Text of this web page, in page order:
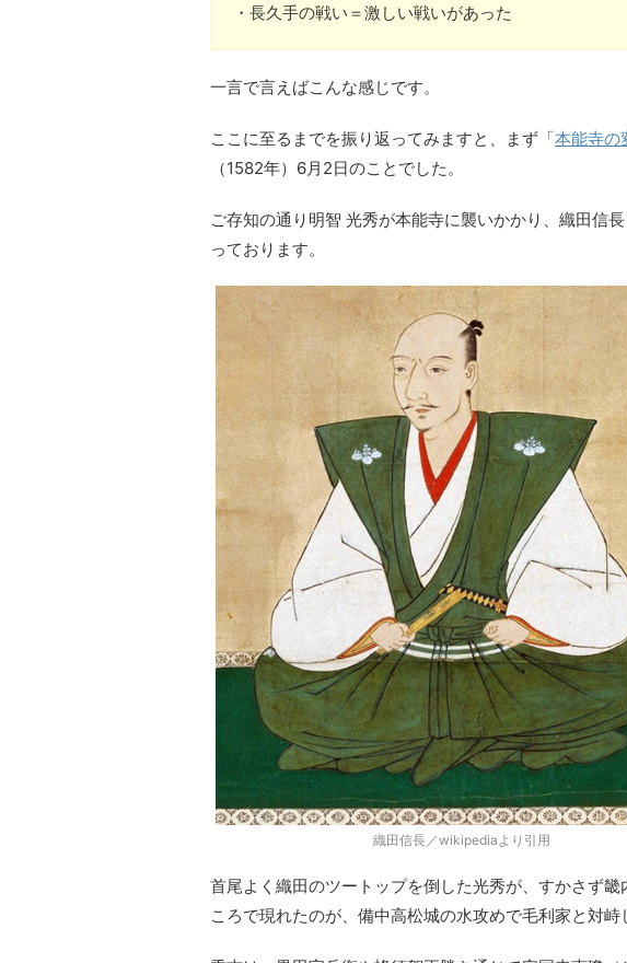
・長久手の戦い＝激しい戦いがあった
一言で言えばこんな感じです。
ここに至るまでを振り返ってみますと、まず「本能寺の
（1582年）6月2日のことでした。
ご存知の通り明智 光秀が本能寺に襲いかかり、織田信
っております。
織田信長／wikipediaより引用
首尾よく織田のツートップを倒した光秀が、すかさず
ころで現れたのが、備中高松城の水攻めで毛利家と対峙